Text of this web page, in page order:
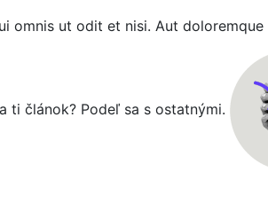
omnis ut odit et nisi. Aut
ti článok? Podeľ sa s ostatnými.